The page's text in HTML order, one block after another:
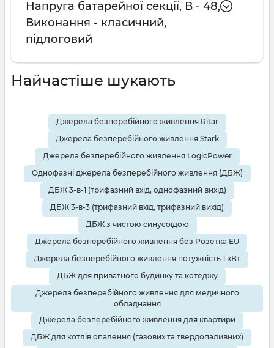
Напруга батарейної секції, В - 48,
Виконання - класичний,
підлоговий
Найчастіше шукають
Джерела безперебійного живлення Ritar
Джерела безперебійного живлення Stark
Джерела безперебійного живлення LogicPower
Однофазні джерела безперебійного живлення (ДБЖ)
ДБЖ 3-в-1 (трифазний вхід, однофазний вихід)
ДБЖ 3-в-3 (трифазний вхід, трифазний вихід)
ДБЖ з чистою синусоїдою
Джерела безперебійного живлення без Розетка EU
Джерела безперебійного живлення потужність 1 кВт
ДБЖ для приватного будинку та котеджу
Джерела безперебійного живлення для медичного
обладнання
Джерела безперебійного живлення для квартири
ДБЖ для котлів опалення (газових та твердопаливних)